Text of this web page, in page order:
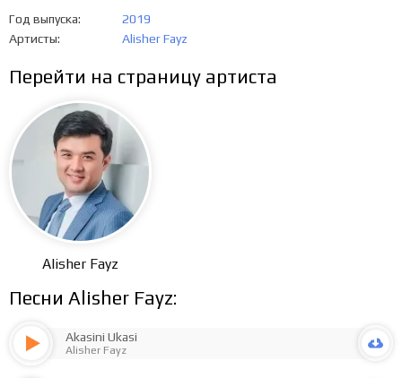
Год выпуска
2019
Артисты
Alisher Fayz
Перейти на страницу артиста
Alisher Fayz
Песни Alisher Fayz:
Akasini Ukasi
Alisher Fayz